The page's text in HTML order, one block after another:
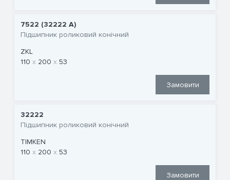
7522 (32222 A)
Підшипник роликовий конічний
ZKL
110
200 53
Замовити
32222
Підшипник роликовий конічний
TIMKEN
110
200 53
Замовити